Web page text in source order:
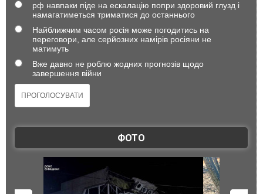
рф навпаки піде на ескалацію попри здоровий глузд і
намагатиметься триматися до останнього
Найближчим часом росія може погодитись на
переговори, але серйозних намірів росіяни не
матимуть
Вже давно не роблю жодних прогнозів щодо
завершення війни
ФОТО